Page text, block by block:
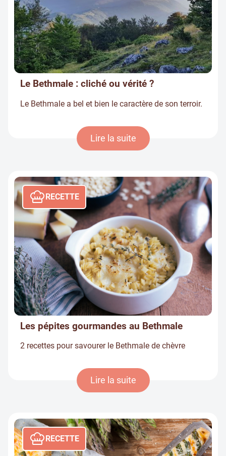
Le Bethmale : cliché ou vérité ?
Le Bethmale a bel et bien le caractère de son terroir.
Lire la suite
RECETTE
Les pépites gourmandes au Bethmale
2 recettes pour savourer le Bethmale de chèvre
Lire la suite
RECETTE